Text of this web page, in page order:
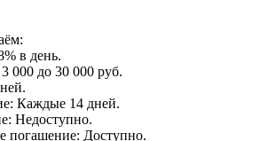
в день.
000 до 30 000 руб.
Каждые 14 дней.
Недоступно.
погашение: Доступно.